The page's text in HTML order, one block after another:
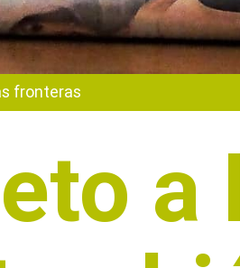
fronteras
a